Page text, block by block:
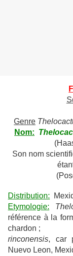
Genre
Nom:
Son nom
Distribution:
Etymologie:
référence à la
chardon ;
rinconensis, car
Nuevo Leon,